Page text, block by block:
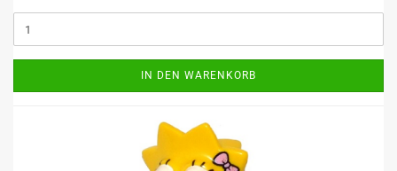
IN DEN WARENKORB